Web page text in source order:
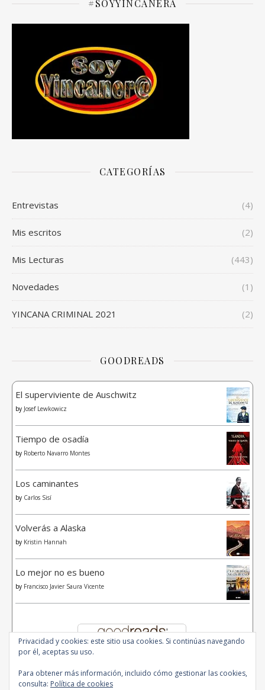
#SOYYINCANERA
CATEGORÍAS
Entrevistas (4)
Mis escritos (2)
Mis Lecturas (443)
Novedades (1)
YINCANA CRIMINAL 2021 (2)
GOODREADS
El superviviente de Auschwitz
by Josef Lewkowicz
Tiempo de osadía
by Roberto Navarro Montes
Los caminantes
by Carlos Sisí
Volverás a Alaska
by Kristin Hannah
Lo mejor no es bueno
by Francisco Javier Saura Vicente
Privacidad y cookies: este sitio usa cookies. Si continúas navegando
por él, aceptas su uso.
Para obtener más información, incluido cómo gestionar las cookies,
consulta: Política de cookies